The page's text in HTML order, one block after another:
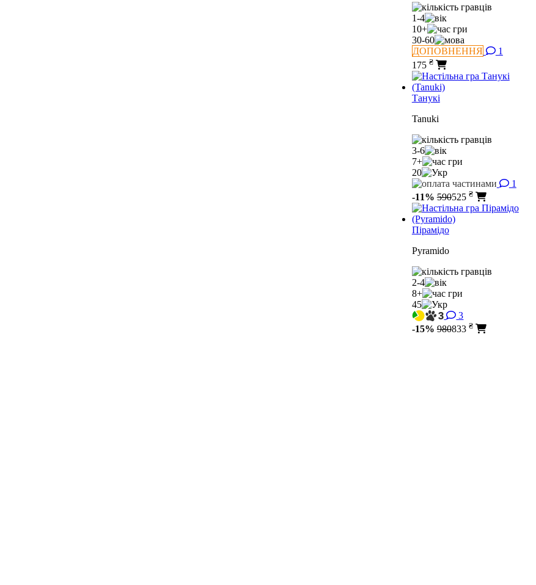
1-4
10+
30-60
ДОПОВНЕННЯ
1
175 ₴
Танукі
Tanuki
3-6
7+
20
1
-11% 590525 ₴
Пірамідо
Pyramido
2-4
8+
45
3
-15% 980833 ₴